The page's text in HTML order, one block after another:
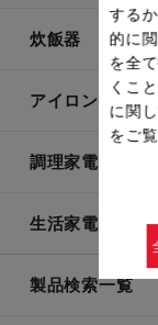
炊飯器
アイロン・衣類
調理家電
生活家電
製品検索一覧
する
的に
を全
くこ
に関
をご